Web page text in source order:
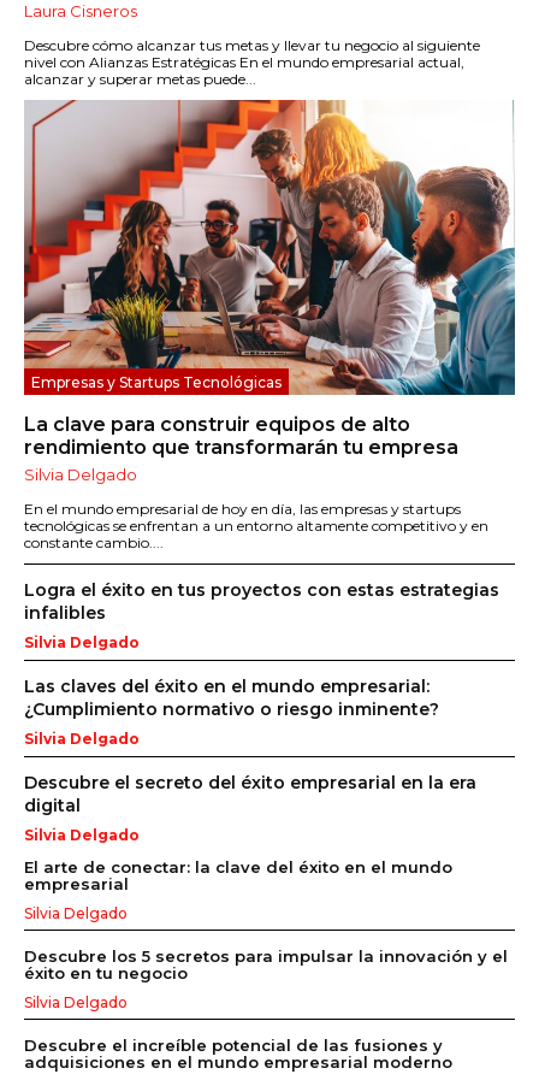
Laura Cisneros
Descubre cómo alcanzar tus metas y llevar tu negocio al siguiente
nivel con Alianzas Estratégicas En el mundo empresarial actual,
alcanzar y superar metas puede...
Empresas y Startups Tecnológicas
La clave para construir equipos de alto
rendimiento que transformarán tu empresa
Silvia Delgado
En el mundo empresarial de hoy en día, las empresas y startups
tecnológicas se enfrentan a un entorno altamente competitivo y en
constante cambio....
Logra el éxito en tus proyectos con estas estrategias
infalibles
Silvia Delgado
Las claves del éxito en el mundo empresarial:
¿Cumplimiento normativo o riesgo inminente?
Silvia Delgado
Descubre el secreto del éxito empresarial en la era
digital
Silvia Delgado
El arte de conectar: la clave del éxito en el mundo
empresarial
Silvia Delgado
Descubre los 5 secretos para impulsar la innovación y el
éxito en tu negocio
Silvia Delgado
Descubre el increíble potencial de las fusiones y
adquisiciones en el mundo empresarial moderno